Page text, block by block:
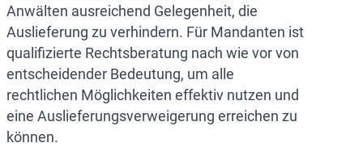
Anwälten ausreichend Gelegenheit, die
Auslieferung zu verhindern. Für Mandanten ist
qualifizierte Rechtsberatung nach wie vor von
entscheidender Bedeutung, um alle
rechtlichen Möglichkeiten effektiv nutzen und
eine Auslieferungsverweigerung erreichen zu
können.